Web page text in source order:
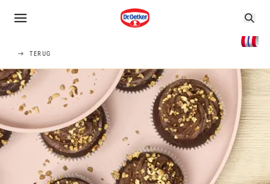
TERUG